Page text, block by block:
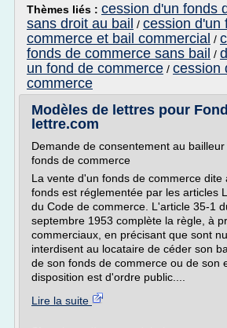
Thèmes liés : cession d'un fonds
sans droit au bail / cession d'un
commerce et bail commercial /
fonds de commerce sans bail /
un fond de commerce / cession
commerce
Modèles de lettres pour
lettre.com
Demande de consentement au
fonds de commerce
La vente d'un fonds de commerce dite
fonds est réglementée par les articles
du Code de commerce. L'article 35-1
septembre 1953 complète la règle, à
commerciaux, en précisant que sont
interdisent au locataire de céder son
de son fonds de commerce ou de son
disposition est d'ordre public....
Lire la suite